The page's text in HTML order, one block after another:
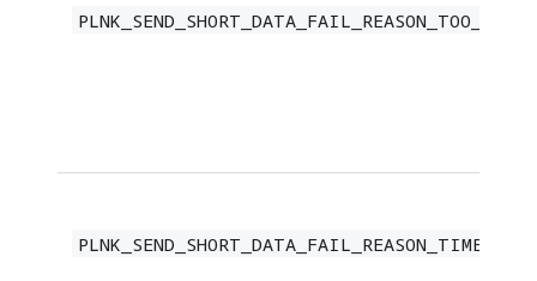
PLNK_SEND_SHORT_DATA_FAIL_REASON_TIMEOUT